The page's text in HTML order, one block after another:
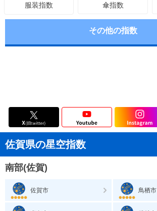
服装指数 傘指数
その他の指数
佐賀県の星空指数
南部(佐賀)
佐賀市 鳥栖市